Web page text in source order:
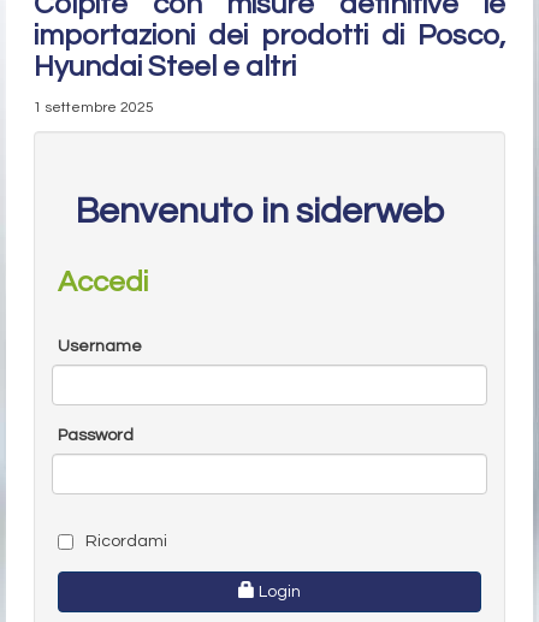
importazioni dei prodotti di Posco,
Hyundai Steel e altri
1 settembre 2025
Benvenuto in siderweb
Accedi
Username
Password
Ricordami
Login